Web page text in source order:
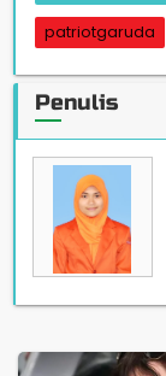
patriotgaruda
Penulis